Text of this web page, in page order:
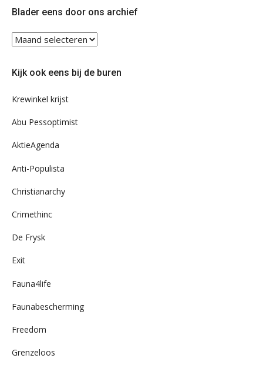
Blader eens door ons archief
Blader
eens
ons
Kijk ook eens bij de buren
Krewinkel krijst
Abu Pessoptimist
AktieAgenda
Anti-Populista
Christianarchy
Crimethinc
De Frysk
Exit
Fauna4life
Faunabescherming
Freedom
Grenzeloos